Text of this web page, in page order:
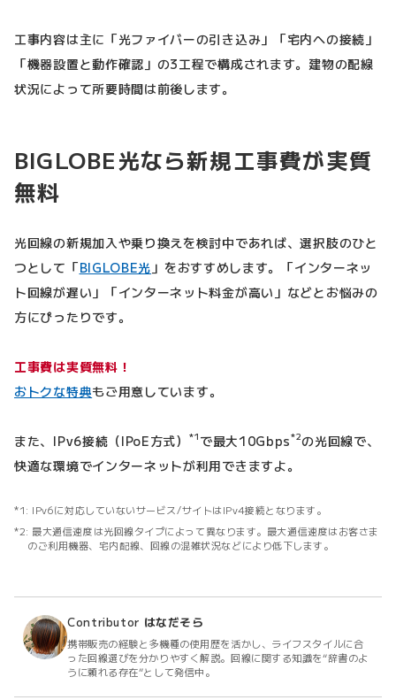
工事内容は主に「光ファイバーの引き込み」「宅内への接続」
「機器設置と動作確認」の3工程で構成されます。建物の配線
状況によって所要時間は前後します。
BIGLOBE光なら新規工事費が実質
無料
光回線の新規加入や乗り換えを検討中であれば、選択肢のひと
つとして「BIGLOBE光 」をおすすめします。「インターネッ
ト回線が遅い」「インターネット料金が高い」などとお悩みの
方にぴったりです。
工事費は実質無料！
おトクな特典もご用意しています。
また、IPv6接続（IPoE方式） *1 で最大10Gbps*2の光回線で、
快適な環境でインターネットが利用できますよ。
IPv6に対応していないサービス/サイトはIPv4接続となります。
最大通信速度は光回線タイプによって異なります。最大通信速度はお客さま
のご利用機器、宅内配線、回線の混雑状況などにより低下します。
Contributor はなだそら
携帯販売の経験と多機種の使用歴を活かし、ライフスタイルに合
った回線選びを分かりやすく解説。回線に関する知識を“辞書のよ
うに頼れる存在”として発信中。